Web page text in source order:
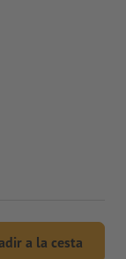
a la cesta